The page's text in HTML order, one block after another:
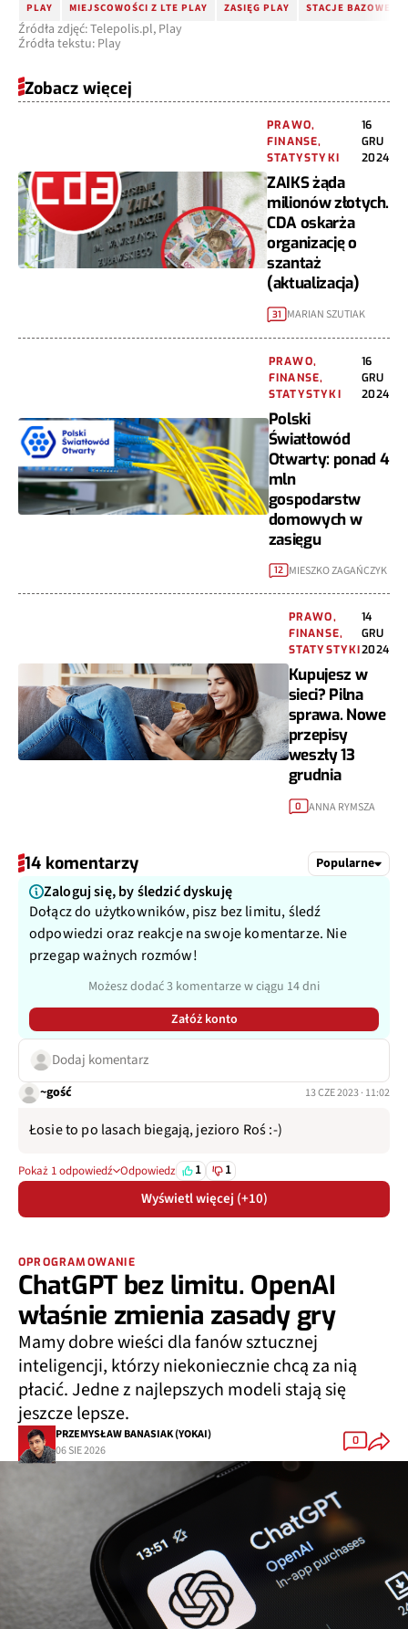
PLAY MIEJSCOWOŚCI Z LTE PLAY ZASIĘG PLAY STACJE BAZOWE
Źródła zdjęć: Telepolis.pl, Play
Źródła tekstu: Play
Zobacz więcej
PRAWO,
FINANSE,
STATYSTYKI
16
GRU
2024
ZAIKS żąda
milionów złotych.
CDA oskarża
organizację o
szantaż
(aktualizacja)
31 MARIAN SZUTIAK
PRAWO,
FINANSE,
STATYSTYKI
16
GRU
2024
Polski
Światłowód
Otwarty: ponad 4
mln
gospodarstw
domowych w
zasięgu
12 MIESZKO ZAGAŃCZYK
PRAWO,
FINANSE,
STATYSTYKI
14
GRU
2024
Kupujesz w
sieci? Pilna
sprawa. Nowe
przepisy
weszły 13
grudnia
0 ANNA RYMSZA
14 komentarzy Popularne
Zaloguj się, by śledzić dyskuję
Dołącz do użytkowników, pisz bez limitu, śledź
odpowiedzi oraz reakcje na swoje komentarze. Nie
przegap ważnych rozmów!
Możesz dodać 3 komentarze w ciągu 14 dni
Załóż konto
Dodaj komentarz
~gość 13 CZE 2023 · 11:02
Łosie to po lasach biegają, jezioro Roś :-)
Pokaż 1 odpowiedź Odpowiedz 1 1
Wyświetl więcej (+10)
OPROGRAMOWANIE
ChatGPT bez limitu. OpenAI
właśnie zmienia zasady gry
Mamy dobre wieści dla fanów sztucznej
inteligencji, którzy niekoniecznie chcą za nią
płacić. Jedne z najlepszych modeli stają się
jeszcze lepsze.
PRZEMYSŁAW BANASIAK (YOKAI)
06 SIE 2026
0